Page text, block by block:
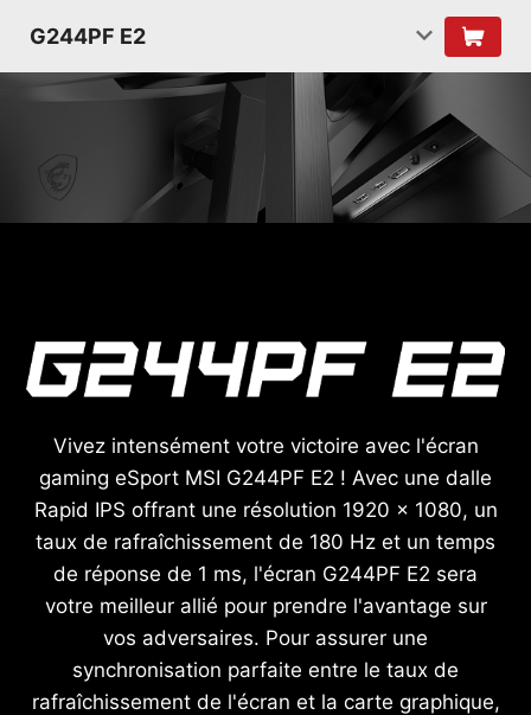
G244PF E2
Vivez intensément votre victoire avec l'écran
gaming eSport MSI G244PF E2 ! Avec une dalle
Rapid IPS offrant une résolution 1920 x 1080, un
taux de rafraîchissement de 180 Hz et un temps
de réponse de 1 ms, l'écran G244PF E2 sera
votre meilleur allié pour prendre l'avantage sur
vos adversaires. Pour assurer une
synchronisation parfaite entre le taux de
rafraîchissement de l'écran et la carte graphique,